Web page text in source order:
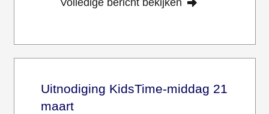
Uitnodiging KidsTime-middag 21
maart